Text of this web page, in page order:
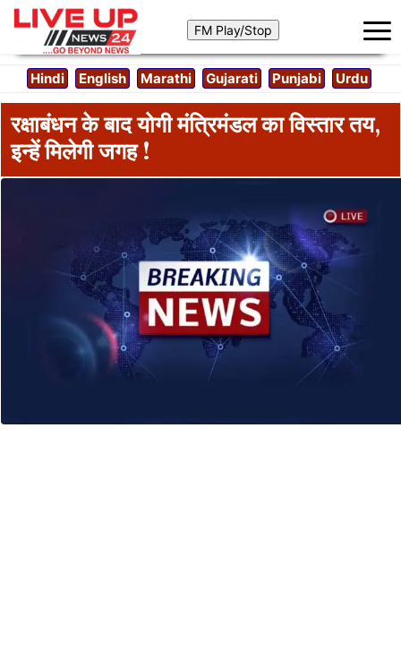
Hindi English Marathi Gujarati Punjabi Urdu
रक्षाबंधन के बाद योगी मंत्रिमंडल का विस्तार तय,
इन्हें मिलेगी जगह !